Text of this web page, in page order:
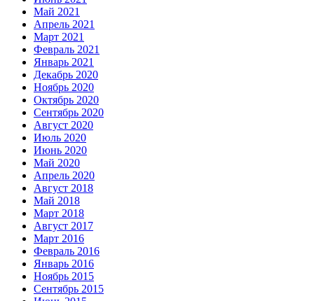
Май 2021
Апрель 2021
Март 2021
Февраль 2021
Январь 2021
Декабрь 2020
Ноябрь 2020
Октябрь 2020
Сентябрь 2020
Август 2020
Июль 2020
Июнь 2020
Май 2020
Апрель 2020
Август 2018
Май 2018
Март 2018
Август 2017
Март 2016
Февраль 2016
Январь 2016
Ноябрь 2015
Сентябрь 2015